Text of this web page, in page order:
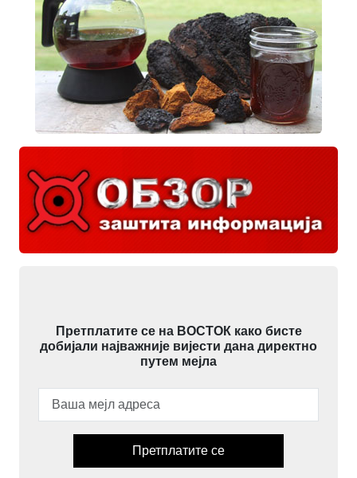
Претплатите се на ВОСТОК како бисте
добијали најважније вијести дана директно
путем мејла
Претплатите се